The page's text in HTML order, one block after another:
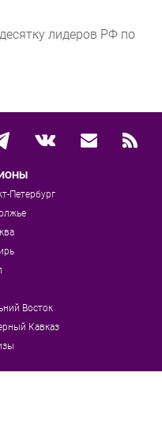
лидеров РФ по
Петербург
Восток
Кавказ